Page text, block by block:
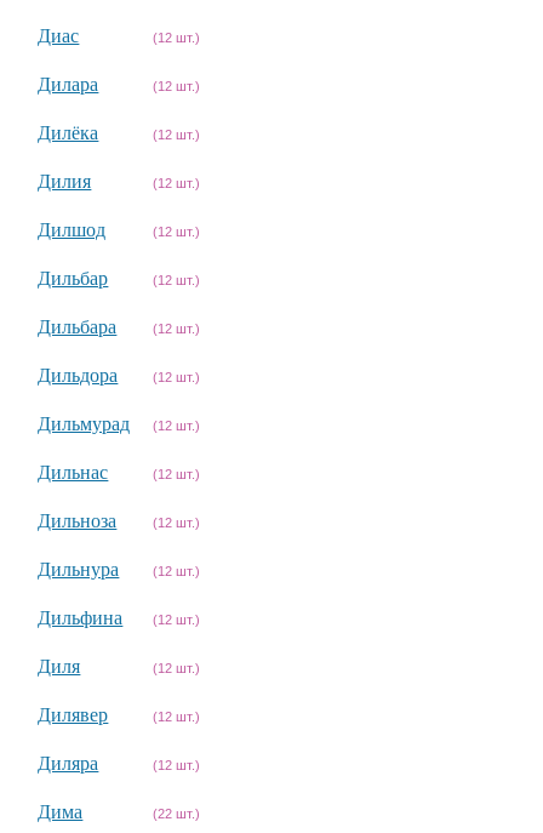
Диас (12 шт.)
Дилара (12 шт.)
Дилёка (12 шт.)
Дилия (12 шт.)
Дилшод (12 шт.)
Дильбар (12 шт.)
Дильбара (12 шт.)
Дильдора (12 шт.)
Дильмурад (12 шт.)
Дильнас (12 шт.)
Дильноза (12 шт.)
Дильнура (12 шт.)
Дильфина (12 шт.)
Диля (12 шт.)
Дилявер (12 шт.)
Диляра (12 шт.)
Дима (22 шт.)